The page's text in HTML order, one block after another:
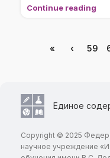
Continue reading
« ‹ 59
Единое
Copyright © 2025
научное учреждение